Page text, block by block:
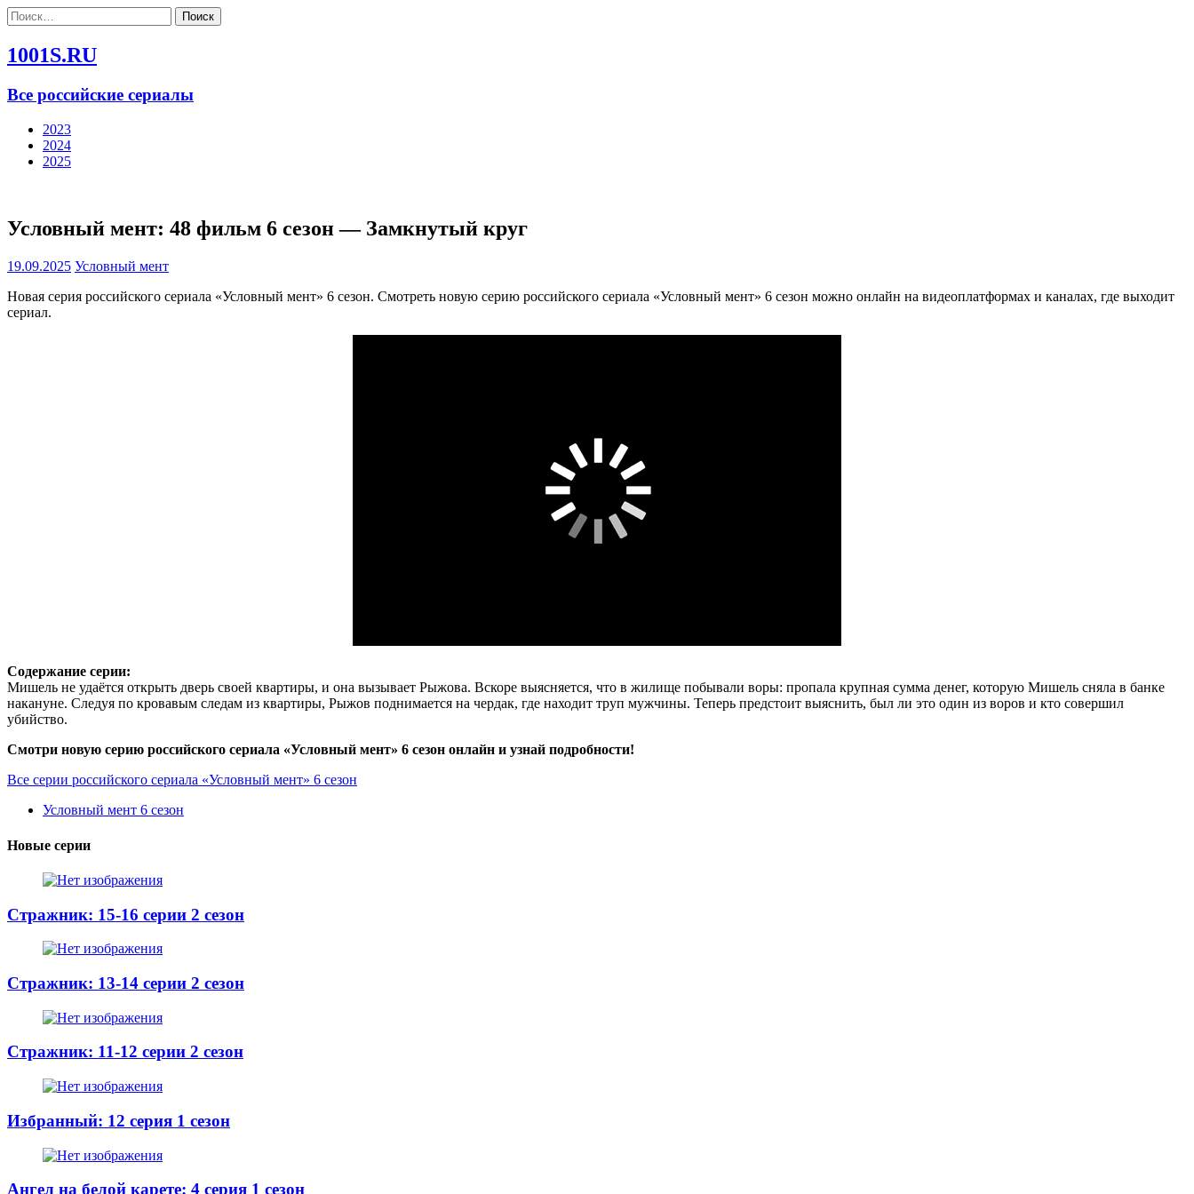
Найти:
1001S.RU
Все российские сериалы
2023
2024
2025
Условный мент: 48 фильм 6 сезон — Замкнутый круг
19.09.2025 Условный мент
Новая серия российского сериала «Условный мент» 6 сезон. Смотреть новую серию российского сериала «Условный мент» 6 сезон можно онлайн на видеоплатформах и каналах, где выходит
сериал.
Содержание серии:
Мишель не удаётся открыть дверь своей квартиры, и она вызывает Рыжова. Вскоре выясняется, что в жилище побывали воры: пропала крупная сумма денег, которую Мишель сняла в банке
накануне. Следуя по кровавым следам из квартиры, Рыжов поднимается на чердак, где находит труп мужчины. Теперь предстоит выяснить, был ли это один из воров и кто совершил
убийство.
Смотри новую серию российского сериала «Условный мент» 6 сезон онлайн и узнай подробности!
Все серии российского сериала «Условный мент» 6 сезон
Условный мент 6 сезон
Новые серии
Стражник: 15-16 серии 2 сезон
Стражник: 13-14 серии 2 сезон
Стражник: 11-12 серии 2 сезон
Избранный: 12 серия 1 сезон
Ангел на белой карете: 4 серия 1 сезон